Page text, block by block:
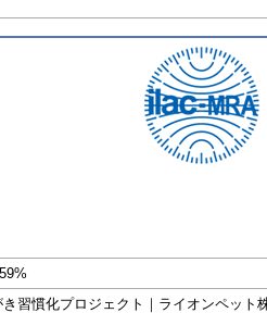
59%
習慣化プロジェクト｜ライオンペット